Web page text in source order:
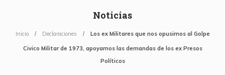
Noticias
Inicio Declaraciones Los ex Militares que nos opusimos al Golpe
Civico Militar de 1973, apoyamos las demandas de los ex Presos
Políticos